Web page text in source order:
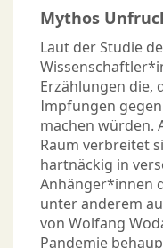
Mythos
Laut der Studie
Erzählungen die,
Impfungen
machen würden.
Raum verbreitet
hartnäckig in
Anhänger*innen
unter anderem
von Wolfang
Pandemie